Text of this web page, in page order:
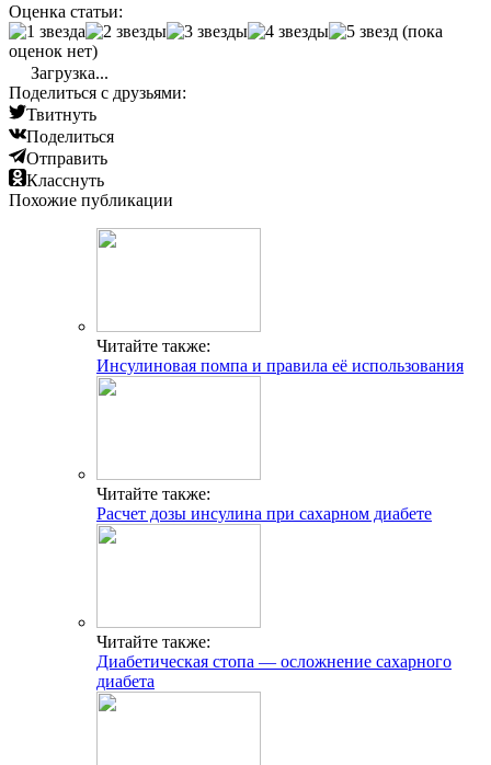
Оценка статьи:
(пока
оценок нет)
Загрузка...
Поделиться с друзьями:
Твитнуть
Поделиться
Отправить
Класснуть
Похожие публикации
Читайте также:
Инсулиновая помпа и правила её использования
Читайте также:
Расчет дозы инсулина при сахарном диабете
Читайте также:
Диабетическая стопа — осложнение сахарного
диабета